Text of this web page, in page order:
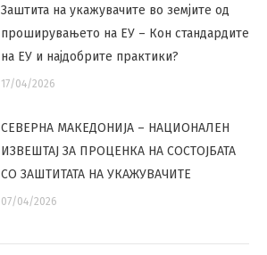
Заштита на укажувачите во земјите од
проширувањето на ЕУ – Кон стандардите
на ЕУ и најдобрите практики?
17/04/2026
СЕВЕРНА МАКЕДОНИЈА – НАЦИОНАЛЕН
ИЗВЕШТАЈ ЗА ПРОЦЕНКА НА СОСТОЈБАТА
СО ЗАШТИТАТА НА УКАЖУВАЧИТЕ
07/04/2026